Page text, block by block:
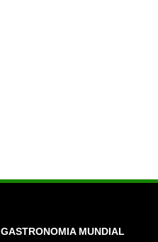
GASTRONOMIA MUNDIAL